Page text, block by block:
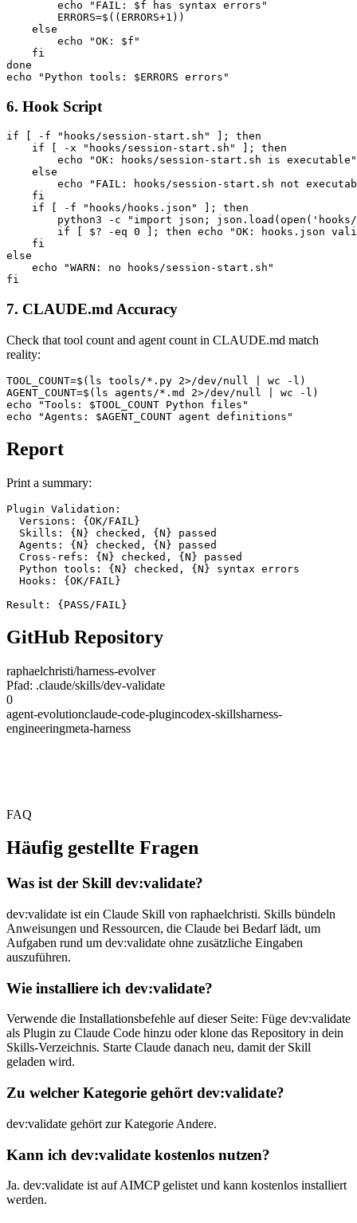
        echo "FAIL: $f has syntax errors"
        ERRORS=$((ERRORS+1))
    else
        echo "OK: $f"
    fi
done
6. Hook Script
if [ -f "hooks/session-start.sh" ]; then
    if [ -x "hooks/session-start.sh" ]; then
        echo "OK: hooks/session-start.sh is executable"
    else
echo "FAIL: hooks/session-start.sh not
    fi
    if [ -f "hooks/hooks.json" ]; then
python3 -c "import json;
if [ $? -eq 0 ]; then echo "OK: hooks.json
    fi
else
    echo "WARN: no hooks/session-start.sh"
7. CLAUDE.md Accuracy
Check that tool count and agent count in CLAUDE.md match
reality:
TOOL_COUNT=$(ls tools/*.py 2>/dev/null | wc -l)
AGENT_COUNT=$(ls agents/*.md 2>/dev/null | wc -l)
echo "Tools: $TOOL_COUNT Python files"
Report
Print a summary:
Plugin Validation:
  Versions: {OK/FAIL}
  Skills: {N} checked, {N} passed
  Agents: {N} checked, {N} passed
  Cross-refs: {N} checked, {N} passed
  Python tools: {N} checked, {N} syntax errors
  Hooks: {OK/FAIL}
GitHub Repository
raphaelchristi/harness-evolver
Pfad: .claude/skills/dev-validate
0
agent-evolutionclaude-code-plugincodex-skillsharness-
engineeringmeta-harness
FAQ
Häufig gestellte Fragen
Was ist der Skill dev:validate?
dev:validate ist ein Claude Skill von raphaelchristi. Skills bündeln
Anweisungen und Ressourcen, die Claude bei Bedarf lädt, um
Aufgaben rund um dev:validate ohne zusätzliche Eingaben
auszuführen.
Wie installiere ich dev:validate?
Verwende die Installationsbefehle auf dieser Seite: Füge dev:validate
als Plugin zu Claude Code hinzu oder klone das Repository in dein
Skills-Verzeichnis. Starte Claude danach neu, damit der Skill
geladen wird.
Zu welcher Kategorie gehört dev:validate?
dev:validate gehört zur Kategorie Andere.
Kann ich dev:validate kostenlos nutzen?
Ja. dev:validate ist auf AIMCP gelistet und kann kostenlos installiert
werden.